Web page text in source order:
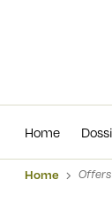
Home
Home